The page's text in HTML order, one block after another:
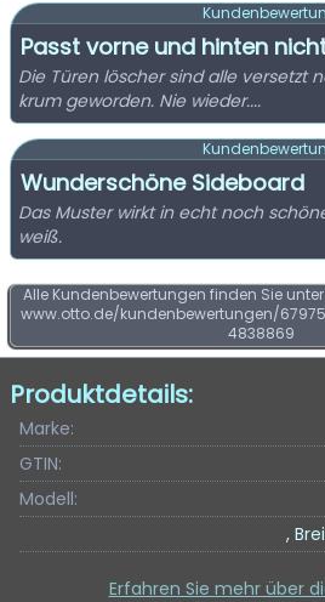
Passt vorne und hinten
Die Türen löscher sind alle versetzt
krum geworden. Nie wieder....
Wunderschöne Sideboard
Das Muster wirkt in echt noch
weiß.
Alle Kundenbewertungen finden Sie
www.otto.de/kundenbewertungen/
4838869
Produktdetails:
Marke:
GTIN:
Modell:
,
Erfahren Sie mehr über